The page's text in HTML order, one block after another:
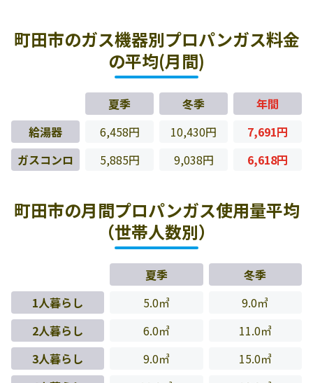
町田市のガス機器別プロパンガス料金
の平均(月間)
夏季 冬季
年間
給湯器
6,458円 10,430円
7,691円
ガスコンロ
5,885円 9,038円 6,618円
町田市の月間プロパンガス使用量平均
（世帯人数別）
夏季
冬季
1人暮らし
5.0㎥
9.0㎥
2人暮らし
6.0㎥
11.0㎥
3人暮らし
9.0㎥
15.0㎥